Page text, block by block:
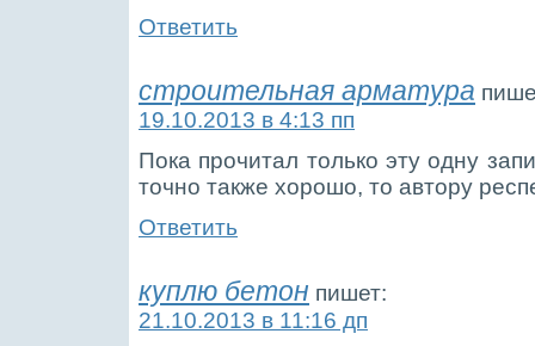
Ответить
строительная арматура
19.10.2013 в 4:13 пп
Пока прочитал только эту одну
точно также хорошо, то автору
Ответить
куплю бетон пишет:
21.10.2013 в 11:16 дп